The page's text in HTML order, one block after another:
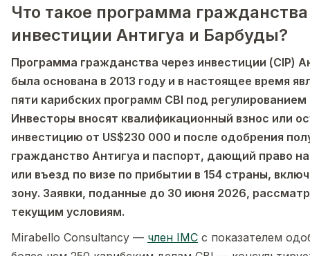
Что такое программа
инвестиции Антигуа и Барбуды?
Программа гражданства через инвестиции (CIP)
была основана в 2013 году и в настоящее время
пяти карибских программ CBI под регулированием
Инвесторы вносят квалификационный взнос или
инвестицию от US$230 000 и после одобрения
гражданство Антигуа и паспорт, дающий право
или въезд по визе по прибытии в 154 страны,
зону. Заявки, поданные до 30 июня 2026,
текущим условиям.
Mirabello Consultancy — член IMC с показателем